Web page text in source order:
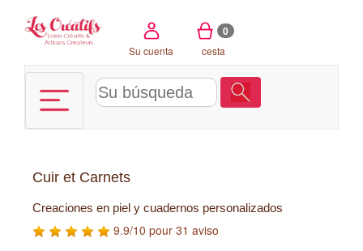
Su cuenta
0
cesta
Cuir et Carnets
Creaciones en piel y cuadernos personalizados
9.9/10 pour 31 aviso